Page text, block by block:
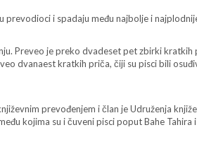
prevodioci i spadaju među najbolje i
Preveo je preko dvadeset pet zbirki kratkih
dvanaest kratkih priča, čiji su pisci bili
prevođenjem i član je Udruženja
kojima su i čuveni pisci poput Bahe Tahira